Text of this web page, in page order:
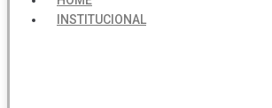
INSTITUCIONAL